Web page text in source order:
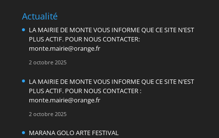
Actualité
LA MAIRIE DE MONTE VOUS INFORME QUE CE SITE N’EST
PLUS ACTIF. POUR NOUS CONTACTER:
monte.mairie@orange.fr
2 octobre 2025
LA MAIRIE DE MONTE VOUS INFORME QUE CE SITE N’EST
PLUS ACTIF. POUR NOUS CONTACTER :
monte.mairie@orange.fr
2 octobre 2025
MARANA GOLO ARTE FESTIVAL